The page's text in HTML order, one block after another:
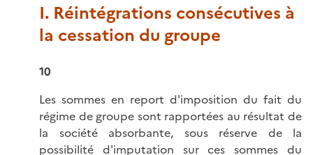
I. Réintégrations consécutives à
la cessation du groupe
10
Les sommes en report d'imposition du fait du
régime de groupe sont rapportées au résultat de
la société absorbante, sous réserve de la
possibilité d'imputation sur ces sommes du